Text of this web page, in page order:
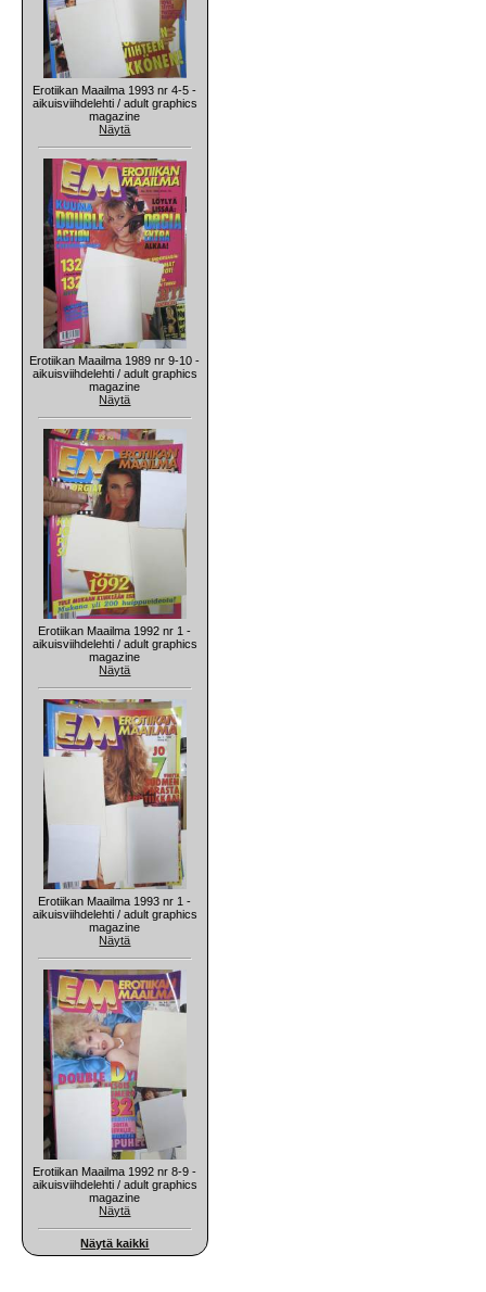
Erotiikan Maailma 1993 nr 4-5 -
aikuisviihdelehti / adult graphics
magazine
Näytä
Erotiikan Maailma 1989 nr 9-10 -
aikuisviihdelehti / adult graphics
magazine
Näytä
Erotiikan Maailma 1992 nr 1 -
aikuisviihdelehti / adult graphics
magazine
Näytä
Erotiikan Maailma 1993 nr 1 -
aikuisviihdelehti / adult graphics
magazine
Näytä
Erotiikan Maailma 1992 nr 8-9 -
aikuisviihdelehti / adult graphics
magazine
Näytä
Näytä kaikki